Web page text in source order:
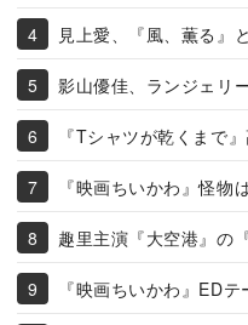
見上愛、『風、薫る』
影山優佳、ランジェリ
『Tシャツが乾くまで
『映画ちいかわ』怪
趣里主演『大空港』の
『映画ちいかわ』ED